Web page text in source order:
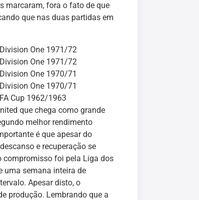
marcaram, fora o fato de que
que nas duas partidas em
Division One 1971/72
Division One 1971/72
Division One 1970/71
Division One 1970/71
FA Cup 1962/1963
que chega como grande
melhor rendimento
é que apesar do
e recuperação se
compromisso foi pela Liga dos
uma semana inteira de
Apesar disto, o
produção. Lembrando que a